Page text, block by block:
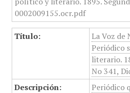
Título:
La Voz de
Periódico
literario.
No 341,
Descripción:
Periódico